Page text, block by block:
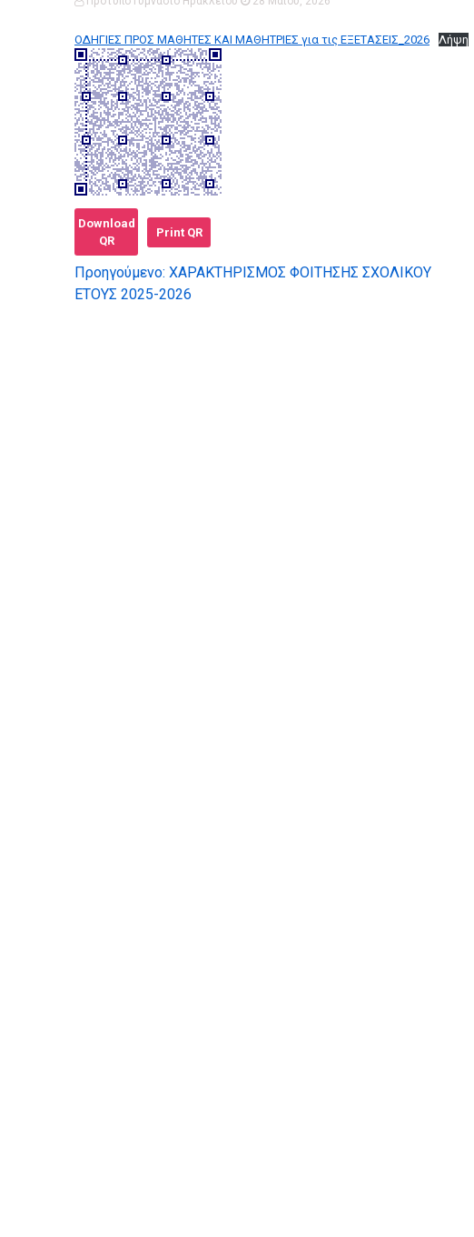
ΟΔΗΓΙΕΣ ΠΡΟΣ ΜΑΘΗΤΕΣ ΚΑΙ ΜΑΘΗΤΡΙΕΣ για τις ΕΞΕΤΑΣΕΙΣ_2026 Λήψη
Download
QR
Print QR
Πλοήγηση
Προηγούμενο: ΧΑΡΑΚΤΗΡΙΣΜΟΣ ΦΟΙΤΗΣΗΣ ΣΧΟΛΙΚΟΥ
ΕΤΟΥΣ 2025-2026